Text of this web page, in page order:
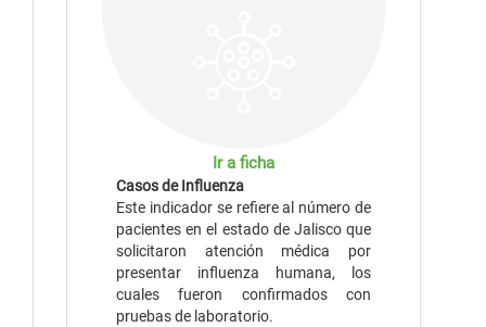
Ir a ficha
Casos de Influenza
Este indicador se refiere al número de
pacientes en el estado de Jalisco que
solicitaron atención médica por
presentar influenza humana, los
cuales fueron confirmados con
pruebas de laboratorio.